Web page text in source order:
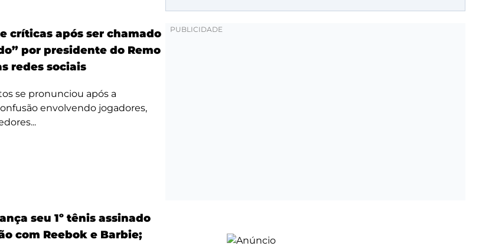
críticas após ser chamado
por presidente do Remo
redes sociais
se pronunciou após a
envolvendo jogadores,
seu 1º tênis assinado
com Reebok e Barbie;